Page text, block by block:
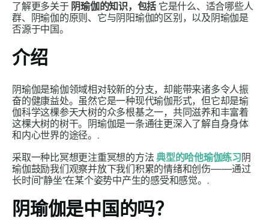
了解更多关于 阴瑜伽的知识，包括 它是什么、适合哪些人
群、阴瑜伽的原则、它与阴阳瑜伽的区别，以及阴瑜伽是
否源于中国。
介绍
阴瑜伽是瑜伽领域相对较新的分支，却能带来诸多令人振
奋的健康益处。虽然它是一种现代瑜伽形式，但它却是瑜
伽科学这棵参天大树的众多根基之一，共同滋养和丰富着
这棵大树的树干。阴瑜伽是一条通往更深入了解自身身体
和内心世界的途径。.
采取一种比冥想更注重冥想的方法典型的哈他瑜伽练习阴
瑜伽鼓励我们观察并放下我们积累的情绪和创伤——通过
长时间“静坐”在某个姿势中产生的感受和感觉。.
阴瑜伽是中国的吗？